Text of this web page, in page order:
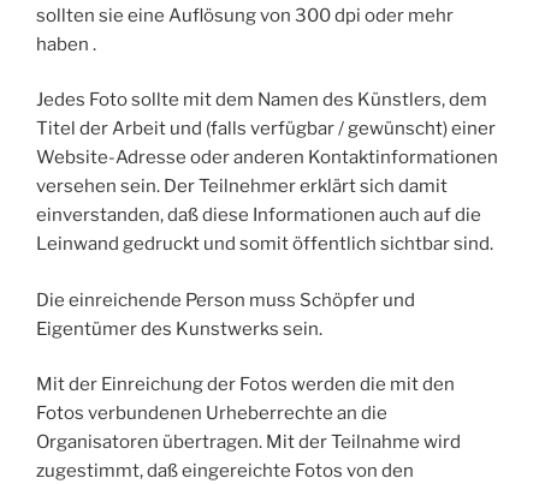
sollten sie eine Auflösung von 300 dpi oder mehr
haben .
Jedes Foto sollte mit dem Namen des Künstlers, dem
Titel der Arbeit und (falls verfügbar / gewünscht) einer
Website-Adresse oder anderen Kontaktinformationen
versehen sein. Der Teilnehmer erklärt sich damit
einverstanden, daß diese Informationen auch auf die
Leinwand gedruckt und somit öffentlich sichtbar sind.
Die einreichende Person muss Schöpfer und
Eigentümer des Kunstwerks sein.
Mit der Einreichung der Fotos werden die mit den
Fotos verbundenen Urheberrechte an die
Organisatoren übertragen. Mit der Teilnahme wird
zugestimmt, daß eingereichte Fotos von den